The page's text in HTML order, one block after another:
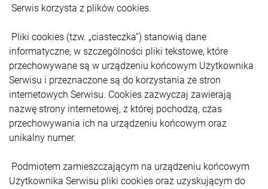
Serwis korzysta z plików cookies.
Pliki cookies (tzw. „ciasteczka”) stanowią dane
informatyczne, w szczególności pliki tekstowe, które
przechowywane są w urządzeniu końcowym Użytkownika
Serwisu i przeznaczone są do korzystania ze stron
internetowych Serwisu. Cookies zazwyczaj zawierają
nazwę strony internetowej, z której pochodzą, czas
przechowywania ich na urządzeniu końcowym oraz
unikalny numer.
Podmiotem zamieszczającym na urządzeniu końcowym
Użytkownika Serwisu pliki cookies oraz uzyskującym do